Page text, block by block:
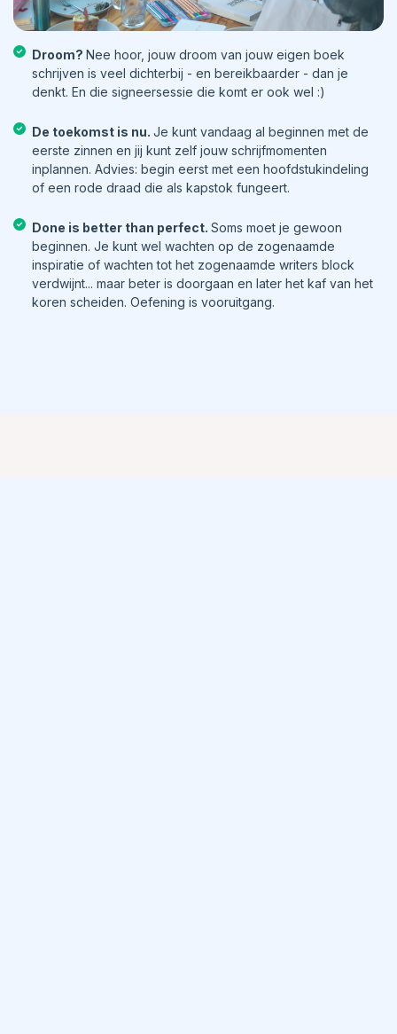
Droom? Nee hoor, jouw droom van jouw eigen boek
schrijven is veel dichterbij - en bereikbaarder - dan je
denkt. En die signeersessie die komt er ook wel :)
De toekomst is nu. Je kunt vandaag al beginnen met de
eerste zinnen en jij kunt zelf jouw schrijfmomenten
inplannen. Advies: begin eerst met een hoofdstukindeling
of een rode draad die als kapstok fungeert.
Done is better than perfect. Soms moet je gewoon
beginnen. Je kunt wel wachten op de zogenaamde
inspiratie of wachten tot het zogenaamde writers block
verdwijnt... maar beter is doorgaan en later het kaf van het
koren scheiden. Oefening is vooruitgang.